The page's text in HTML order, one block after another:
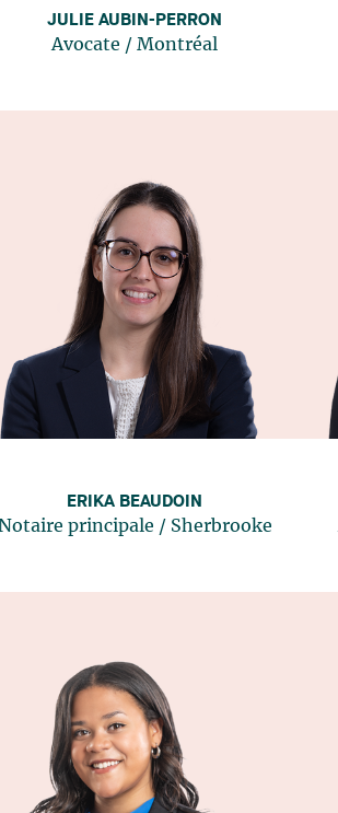
JULIE AUBIN-PERRON
Avocate / Montréal
ERIKA BEAUDOIN
Notaire principale / Sherbrooke